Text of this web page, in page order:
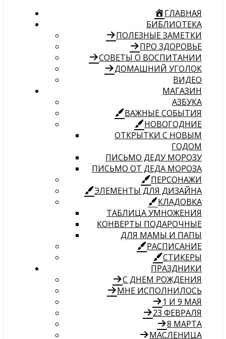
ГЛАВНАЯ
БИБЛИОТЕКА
ПОЛЕЗНЫЕ ЗАМЕТКИ
ПРО ЗДОРОВЬЕ
СОВЕТЫ О ВОСПИТАНИИ
ДОМАШНИЙ УГОЛОК
ВИДЕО
МАГАЗИН
АЗБУКА
ВАЖНЫЕ СОБЫТИЯ
НОВОГОДНИЕ
ОТКРЫТКИ С НОВЫМ
ГОДОМ
ПИСЬМО ДЕДУ МОРОЗУ
ПИСЬМО ОТ ДЕДА МОРОЗА
ПЕРСОНАЖИ
ЭЛЕМЕНТЫ ДЛЯ ДИЗАЙНА
КЛАДОВКА
ТАБЛИЦА УМНОЖЕНИЯ
КОНВЕРТЫ ПОДАРОЧНЫЕ
ДЛЯ МАМЫ И ПАПЫ
РАСПИСАНИЕ
СТИКЕРЫ
ПРАЗДНИКИ
С ДНЕМ РОЖДЕНИЯ
МНЕ ИСПОЛНИЛОСЬ
1 И 9 МАЯ
23 ФЕВРАЛЯ
8 МАРТА
МАСЛЕНИЦА